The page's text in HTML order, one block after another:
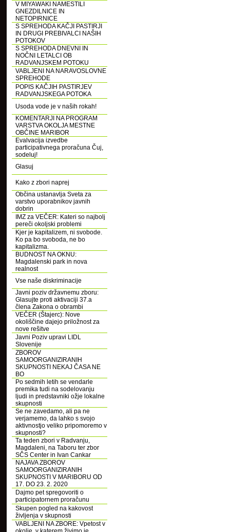
V MIYAWAKI NAMESTILI
GNEZDILNICE IN
NETOPIRNICE
S SPREHODA KAČJI PASTIRJI
IN DRUGI PREBIVALCI NAŠIH
POTOKOV
S SPREHODA DNEVNI IN
NOČNI LETALCI OB
RADVANJSKEM POTOKU
VABLJENI NA NARAVOSLOVNE
SPREHODE
POPIS KAČJIH PASTIRJEV
RADVANJSKEGA POTOKA
Usoda vode je v naših rokah!
KOMENTARJI NA PROGRAM
VARSTVA OKOLJA MESTNE
OBČINE MARIBOR
Evalvacija izvedbe
participativnega proračuna Čuj,
sodeluj!
Glasuj
Kako z zbori naprej
Občina ustanavlja Sveta za
varstvo uporabnikov javnih
dobrin
IMZ za VEČER: Kateri so najbolj
pereči okoljski problemi
Kjer je kapitalizem, ni svobode.
Ko pa bo svoboda, ne bo
kapitalizma.
BUDNOST NA OKNU:
Magdalenski park in nova
realnost
Vse naše diskriminacije
Javni poziv državnemu zboru:
Glasujte proti aktivaciji 37.a
člena Zakona o obrambi
VEČER (Štajerc): Nove
okoliščine dajejo priložnost za
nove rešitve
Javni Poziv upravi LIDL
Slovenije
ZBOROV
SAMOORGANIZIRANIH
SKUPNOSTI NEKAJ ČASA NE
BO
Po sedmih letih se vendarle
premika tudi na sodelovanju
ljudi in predstavniki ožje lokalne
skupnosti
Se ne zavedamo, ali pa ne
verjamemo, da lahko s svojo
aktivnostjo veliko pripomoremo v
skupnosti?
Ta teden zbori v Radvanju,
Magdaleni, na Taboru ter zbor
SČS Center in Ivan Cankar
NAJAVA ZBOROV
SAMOORGANIZIRANIH
SKUPNOSTI V MARIBORU OD
17. DO 23. 2. 2020
Dajmo pet spregovoriti o
participatornem proračunu
Skupen pogled na kakovost
življenja v skupnosti
VABLJENI NA ZBORE: Vpetost v